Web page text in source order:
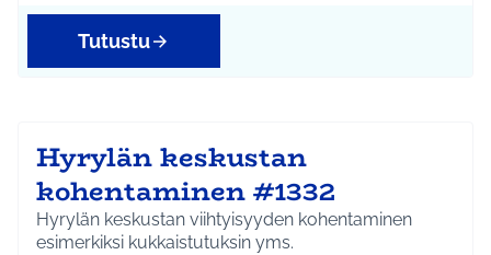
Tutustu
Hyrylän keskustan
kohentaminen #1332
Hyrylän keskustan viihtyisyyden kohentaminen
esimerkiksi kukkaistutuksin yms.